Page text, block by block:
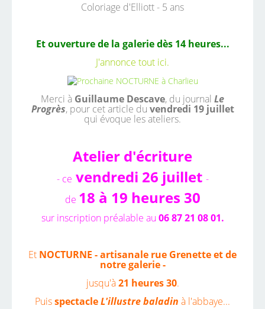
Coloriage d'Elliott - 5 ans
Et ouverture de la galerie dès 14 heures...
J'annonce tout ici.
Merci à Guillaume Descave, du journal Le
Progrès, pour cet article du vendredi 19 juillet
qui évoque les ateliers.
Atelier d'écriture
- ce vendredi 26 juillet -
de 18 à 19 heures 30
sur inscription préalable au 06 87 21 08 01.
Et NOCTURNE - artisanale rue Grenette et de
notre galerie -
jusqu'à21 heures 30.
PuisspectacleL'illustre baladin à l'abbaye...